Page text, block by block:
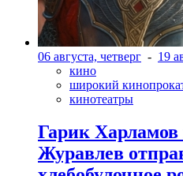
06 августа, четверг - 19
кино
широкий
кинотеатры
Гарик
Журавлев